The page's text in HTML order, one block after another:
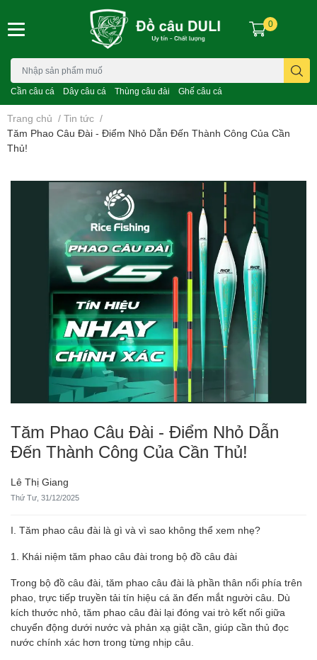
Cần câu cá Dây câu cá Thùng câu đài Ghế câu cá
0
Trang chủ / Tin tức /
Tăm Phao Câu Đài - Điểm Nhỏ Dẫn Đến Thành Công Của Cần
Thủ!
Tăm Phao Câu Đài - Điểm Nhỏ Dẫn
Đến Thành Công Của Cần Thủ!
Lê Thị Giang
Thứ Tư, 31/12/2025
I. Tăm phao câu đài là gì và vì sao không thể xem nhẹ?
1. Khái niệm tăm phao câu đài trong bộ đồ câu đài
Trong bộ đồ câu đài, tăm phao câu đài là phần thân nổi phía trên
phao, trực tiếp truyền tải tín hiệu cá ăn đến mắt người câu. Dù
kích thước nhỏ, tăm phao câu đài lại đóng vai trò kết nối giữa
chuyển động dưới nước và phản xạ giật cần, giúp cần thủ đọc
nước chính xác hơn trong từng nhịp câu.